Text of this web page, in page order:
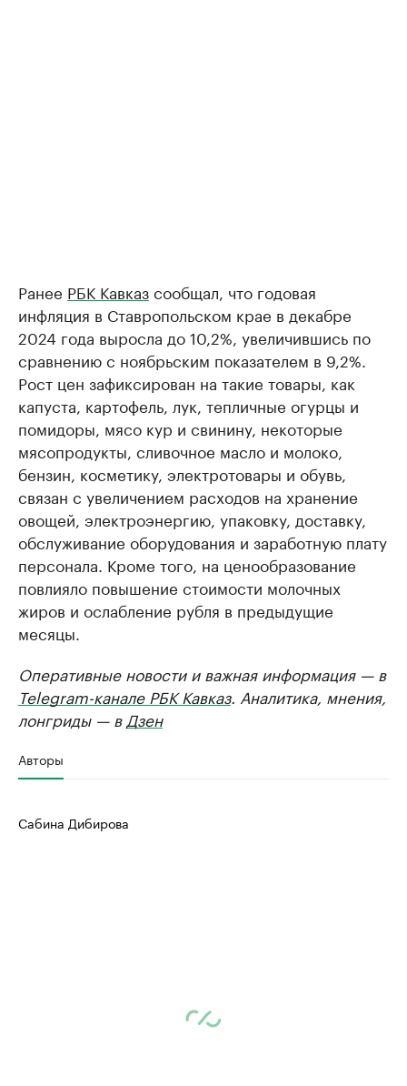
Ранее РБК Кавказсообщал, что годовая
инфляция в Ставропольском крае в декабре
2024 года выросла до 10,2%, увеличившись по
сравнению с ноябрьским показателем в 9,2%.
Рост цен зафиксирован на такие товары, как
капуста, картофель, лук, тепличные огурцы и
помидоры, мясо кур и свинину, некоторые
мясопродукты, сливочное масло и молоко,
бензин, косметику, электротовары и обувь,
связан с увеличением расходов на хранение
овощей, электроэнергию, упаковку, доставку,
обслуживание оборудования и заработную плату
персонала. Кроме того, на ценообразование
повлияло повышение стоимости молочных
жиров и ослабление рубля в предыдущие
месяцы.
Оперативные новости и важная информация — в
Telegram-канале РБК Кавказ. Аналитика, мнения,
лонгриды — в Дзен
Авторы
Сабина Дибирова